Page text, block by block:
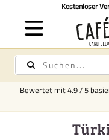
Kostenloser
Bewertet mit4.9/5